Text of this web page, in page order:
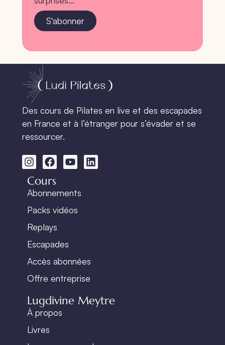
S'abonner
Des cours de Pilates en live et des escapades
en France et à l’étranger pour s’évader et se
ressourcer.
Cours
Abonnements
Packs vidéos
Replays
Escapades
Accès abonnées
Offre entreprise
Lugdivine Meytre
À propos
Livres